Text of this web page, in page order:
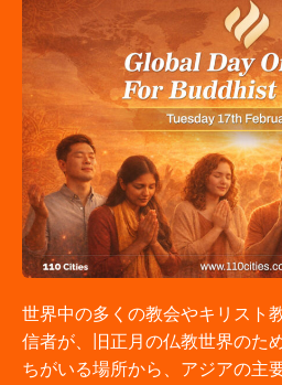
世界中の多くの教会やキリスト
信者が、旧正月の仏教世界のた
ちがいる場所から、アジアの主